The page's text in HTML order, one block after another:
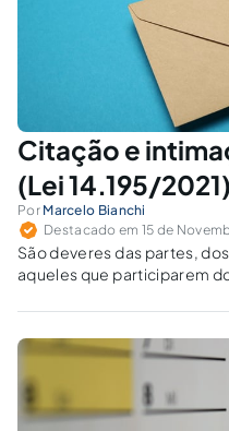
Citação e
(Lei 14.195/2021)
Por Marcelo Bianchi
Destacado em 15 de
São deveres das partes,
aqueles que participarem
Poder Judiciário, para
intimação.